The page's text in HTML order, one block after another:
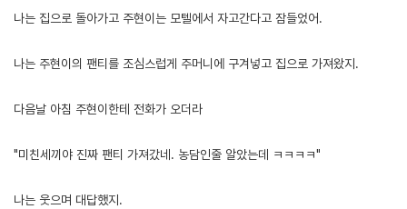
나는 집으로 돌아가고 주현이는 모텔에서 자고간다고 잠들었어.
나는 주현이의 팬티를 조심스럽게 주머니에 구겨넣고 집으로 가져왔지.
다음날 아침 주현이한테 전화가 오더라
"미친세끼야 진짜 팬티 가져갔네. 농담인줄 알았는데 ㅋㅋㅋㅋ"
나는 웃으며 대답했지.